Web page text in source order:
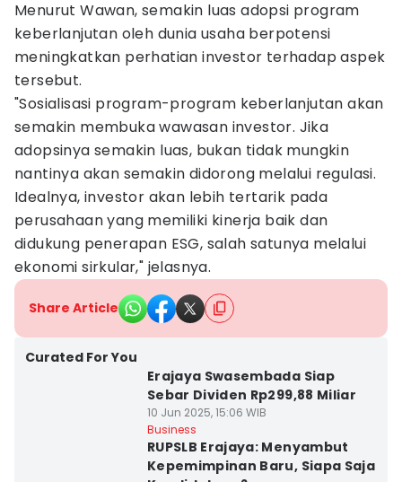
Menurut Wawan, semakin luas adopsi program
keberlanjutan oleh dunia usaha berpotensi
meningkatkan perhatian investor terhadap aspek
tersebut.
"Sosialisasi program-program keberlanjutan akan
semakin membuka wawasan investor. Jika
adopsinya semakin luas, bukan tidak mungkin
nantinya akan semakin didorong melalui regulasi.
Idealnya, investor akan lebih tertarik pada
perusahaan yang memiliki kinerja baik dan
didukung penerapan ESG, salah satunya melalui
ekonomi sirkular," jelasnya.
Share Article
Curated For You
Erajaya Swasembada Siap
Sebar Dividen Rp299,88 Miliar
10 Jun 2025, 15:06 WIB
Business
RUPSLB Erajaya: Menyambut
Kepemimpinan Baru, Siapa Saja